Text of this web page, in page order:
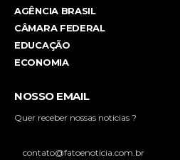
AGÊNCIA BRASIL
CÂMARA FEDERAL
EDUCAÇÃO
ECONOMIA
NOSSO EMAIL
Quer receber nossas noticias ?